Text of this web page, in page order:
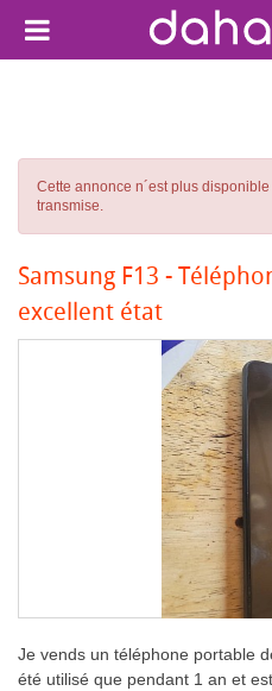
Cette annonce n´est plus
transmise.
Samsung F13 -
excellent état
Je vends un téléphone portable
été utilisé que pendant 1 an et